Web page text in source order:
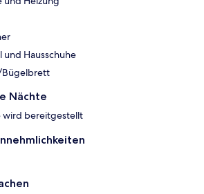
und Hausschuhe
Bügelbrett
Nächte
wird bereitgestellt